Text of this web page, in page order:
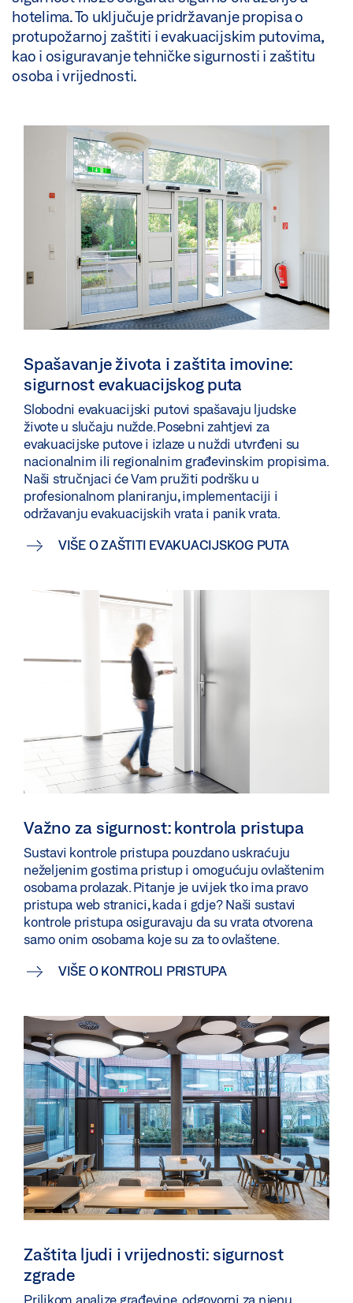
hotelima. To uključuje pridržavanje propisa o
protupožarnoj zaštiti i evakuacijskim putovima,
kao i osiguravanje tehničke sigurnosti i zaštitu
osoba i vrijednosti.
Spašavanje života i zaštita imovine:
sigurnost evakuacijskog puta
Slobodni evakuacijski putovi spašavaju ljudske
živote u slučaju nužde. Posebni zahtjevi za
evakuacijske putove i izlaze u nuždi utvrđeni su
nacionalnim ili regionalnim građevinskim propisima.
Naši stručnjaci će Vam pružiti podršku u
profesionalnom planiranju, implementaciji i
održavanju evakuacijskih vrata i panik vrata.
VIŠE O ZAŠTITI EVAKUACIJSKOG PUTA
Važno za sigurnost: kontrola pristupa
Sustavi kontrole pristupa pouzdano uskraćuju
neželjenim gostima pristup i omogućuju ovlaštenim
osobama prolazak. Pitanje je uvijek tko ima pravo
pristupa web stranici, kada i gdje? Naši sustavi
kontrole pristupa osiguravaju da su vrata otvorena
samo onim osobama koje su za to ovlaštene.
VIŠE O KONTROLI PRISTUPA
Zaštita ljudi i vrijednosti: sigurnost
zgrade
Prilikom analize građevine, odgovorni za njenu